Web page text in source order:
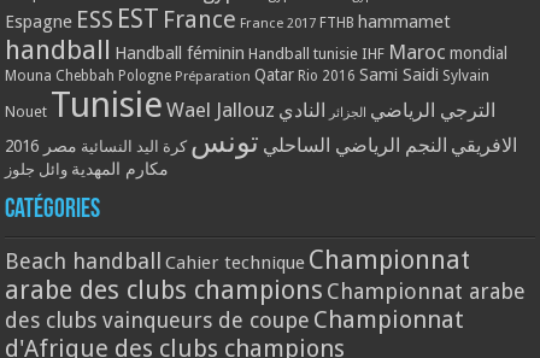
Espagne ESS EST France France 2017 FTHB hammamet
handball Handball féminin Handball tunisie IHF Maroc mondial
Mouna Chebbah Pologne Préparation Qatar Rio 2016 Sami Saidi Sylvain
Nouet Tunisie Wael Jallouz الترجي الرياضي الجزائر النادي
الافريقي النجم الرياضي الساحلي تونس كرة اليد النسائية مصر 2016
مكارم المهدية وائل جلوز
Catégories
Beach handball Cahier technique Championnat
arabe des clubs champions Championnat arabe
des clubs vainqueurs de coupe Championnat
d'Afrique des clubs champions